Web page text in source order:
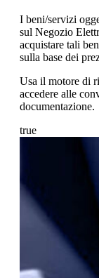
I beni/servizi
sul Negozio
acquistare tali
sulla base dei
Usa il motore di
accedere alle
documentazione.
true